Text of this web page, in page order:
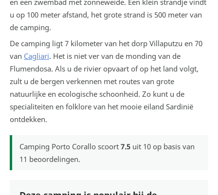
en een zwembad met zonneweide. Een klein strandje vindt
u op 100 meter afstand, het grote strand is 500 meter van
de camping.
De camping ligt 7 kilometer van het dorp Villaputzu en 70
van Cagliari. Het is niet ver van de monding van de
Flumendosa. Als u de rivier opvaart of op het land volgt,
zult u de bergen verkennen met routes van grote
natuurlijke en ecologische schoonheid. Zo kunt u de
specialiteiten en folklore van het mooie eiland Sardinië
ontdekken.
Camping Porto Corallo scoort 7.5 uit 10 op basis van
11 beoordelingen.